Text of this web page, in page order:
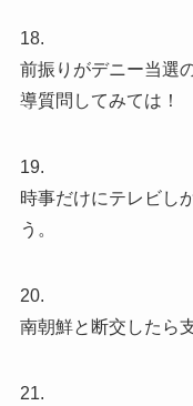
18.
前振りがデニー当選
導質問してみては！
19.
時事だけにテレビし
う。
20.
南朝鮮と断交したら
21.